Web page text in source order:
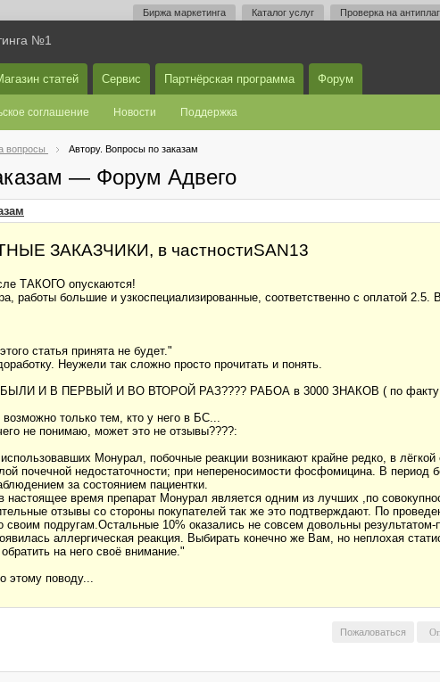
Биржа маркетинга Каталог услуг Проверка на
№1
статей Сервис Партнёрская программа Форум
соглашение Новости Поддержка
вопросы Автору. Вопросы по заказам
— Форум Адвего
ЗАКАЗЧИКИ, в частностиSAN13
ТАКОГО опускаются!
работы большие и узкоспециализированные, соответственно с
статья принята не будет."
Неужели так сложно просто прочитать и понять.
И В ПЕРВЫЙ И ВО ВТОРОЙ РАЗ???? РАБОА в 3000 ЗНАКОВ ( по факту в
возможно только тем, кто у него в БС...
не понимаю, может это не отзывы????:
Монурал, побочные реакции возникают крайне редко, в лёгкой
почечной недостаточности; при непереносимости фосфомицина. В период
за состоянием пациентки.
настоящее время препарат Монурал является одним из лучших ,по
отзывы со стороны покупателей так же это подтверждают. По
своим подругам.Остальные 10% оказались не совсем довольны
аллергическая реакция. Выбирать конечно же Вам, но неплохая
на него своё внимание."
этому поводу...
Пожаловаться